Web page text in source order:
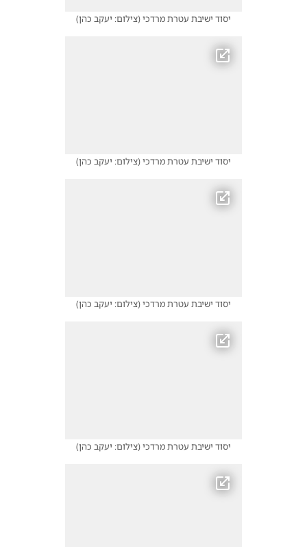
יסוד ישיבת עטרת מרדכי(צילום: יעקב כהן)
יסוד ישיבת עטרת מרדכי(צילום: יעקב כהן)
יסוד ישיבת עטרת מרדכי(צילום: יעקב כהן)
יסוד ישיבת עטרת מרדכי(צילום: יעקב כהן)